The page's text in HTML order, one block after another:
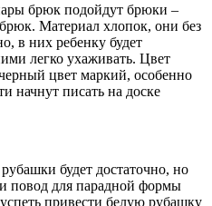
брюк подойдут брюки –
Материал хлопок, они без
в них ребенку будет
легко ухаживать. Цвет
цвет маркий, особенно
начнут писать на доске
будет достаточно, но
повод для парадной формы
привести белую рубашку